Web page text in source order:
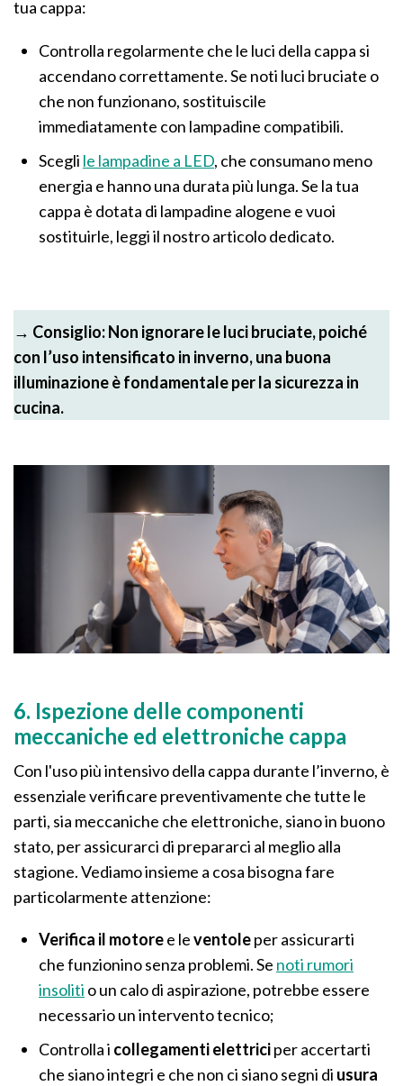
tua cappa:
Controlla regolarmente che le luci della cappa si
accendano correttamente. Se noti luci bruciate o
che non funzionano, sostituiscile
immediatamente con lampadine compatibili.
Scegli le lampadine a LED, che consumano meno
energia e hanno una durata più lunga. Se la tua
cappa è dotata di lampadine alogene e vuoi
sostituirle, leggi il nostro articolo dedicato.
→ Consiglio: Non ignorare le luci bruciate, poiché
con l’uso intensificato in inverno, una buona
illuminazione è fondamentale per la sicurezza in
cucina.
6. Ispezione delle componenti
meccaniche ed elettroniche cappa
Con l'uso più intensivo della cappa durante l’inverno, è
essenziale verificare preventivamente che tutte le
parti, sia meccaniche che elettroniche, siano in buono
stato, per assicurarci di prepararci al meglio alla
stagione. Vediamo insieme a cosa bisogna fare
particolarmente attenzione:
Verifica il motoree leventoleper assicurarti
che funzionino senza problemi. Se noti rumori
insoliti o un calo di aspirazione, potrebbe essere
necessario un intervento tecnico;
Controlla i collegamenti elettriciper accertarti
che siano integri e che non ci siano segni di usura